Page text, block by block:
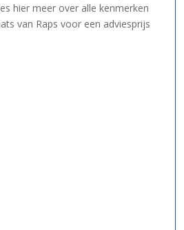
hier meer over alle kenmerken
van Raps voor een adviesprijs